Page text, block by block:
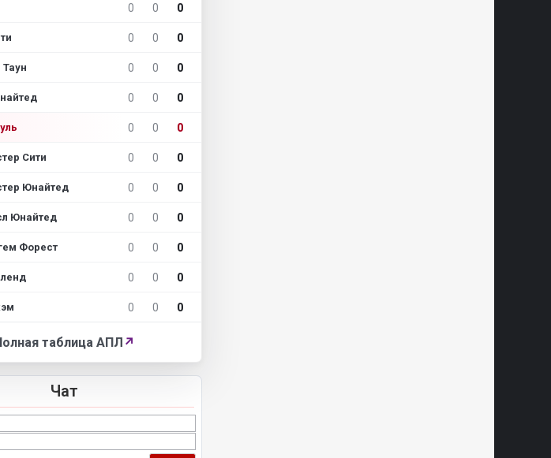
0 0 0
0 0 0
0 0 0
0 0 0
0 0 0
Сити 0 0 0
Юнайтед 0 0 0
Юнайтед 0 0 0
Форест 0 0 0
0 0 0
0 0 0
таблица АПЛ ↗
Чат